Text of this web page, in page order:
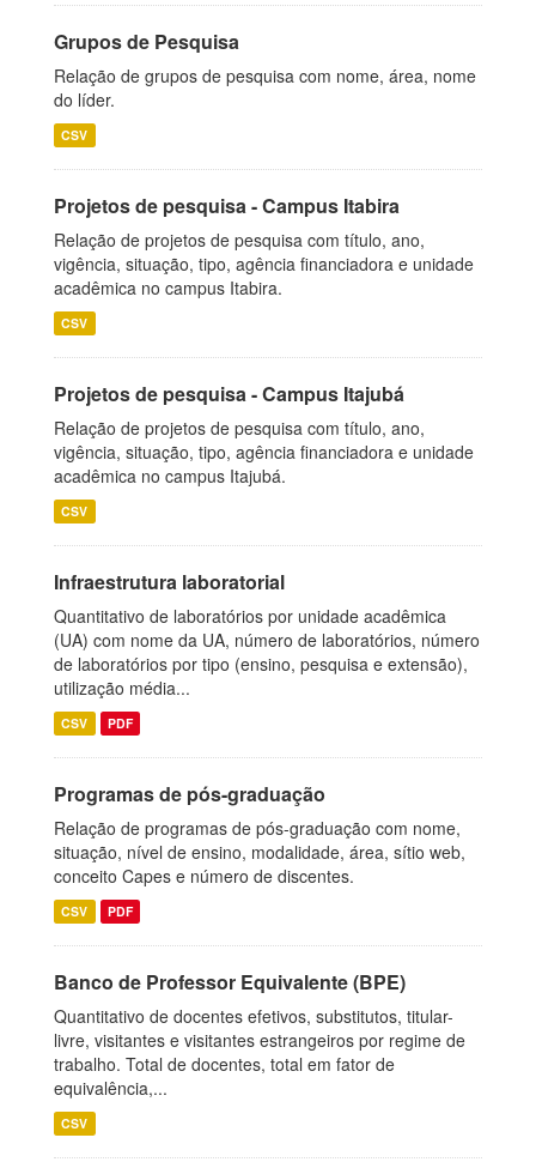
Grupos de Pesquisa
Relação de grupos de pesquisa com nome, área, nome
do líder.
CSV
Projetos de pesquisa - Campus Itabira
Relação de projetos de pesquisa com título, ano,
vigência, situação, tipo, agência financiadora e unidade
acadêmica no campus Itabira.
CSV
Projetos de pesquisa - Campus Itajubá
Relação de projetos de pesquisa com título, ano,
vigência, situação, tipo, agência financiadora e unidade
acadêmica no campus Itajubá.
CSV
Infraestrutura laboratorial
Quantitativo de laboratórios por unidade acadêmica
(UA) com nome da UA, número de laboratórios, número
de laboratórios por tipo (ensino, pesquisa e extensão),
utilização média...
CSV PDF
Programas de pós-graduação
Relação de programas de pós-graduação com nome,
situação, nível de ensino, modalidade, área, sítio web,
conceito Capes e número de discentes.
CSV PDF
Banco de Professor Equivalente (BPE)
Quantitativo de docentes efetivos, substitutos, titular-
livre, visitantes e visitantes estrangeiros por regime de
trabalho. Total de docentes, total em fator de
equivalência,...
CSV